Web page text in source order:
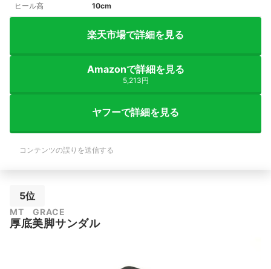
ヒール高 10cm
楽天市場で詳細を見る
Amazonで詳細を見る
5,213円
ヤフーで詳細を見る
コンテンツの誤りを送信する
5位
MT GRACE
厚底美脚サンダル